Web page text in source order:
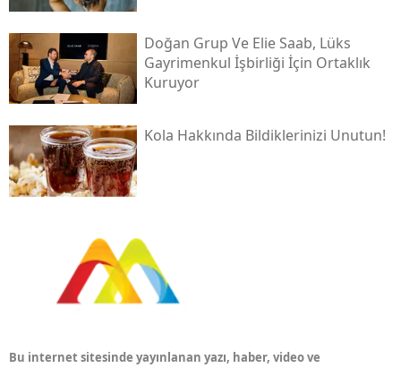
Doğan Grup Ve Elie Saab, Lüks
Gayrimenkul İşbirliği İçin Ortaklık
Kuruyor
Kola Hakkında Bildiklerinizi Unutun!
Bu internet sitesinde yayınlanan yazı, haber, video ve